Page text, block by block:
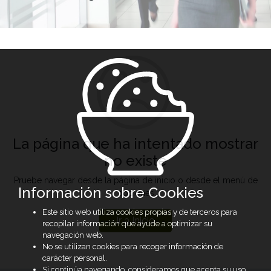
La página que ha intentado mostrar
no existe
Pruebe navegar desde la página de inicio o desde el menú de
opciones
Ir a Inicio
Información sobre Cookies
Este sitio web utiliza cookies propias y de terceros para
recopilar información que ayude a optimizar su
navegación web.
No se utilizan cookies para recoger información de
carácter personal.